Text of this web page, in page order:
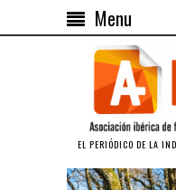
Menu
EL PERIÓDICO DE LA